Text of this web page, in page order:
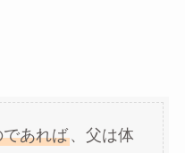
あれば、父は体